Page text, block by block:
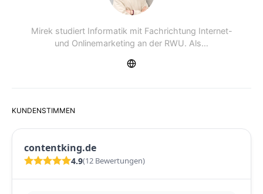
Mirek studiert Informatik mit Fachrichtung Internet-
und Onlinemarketing an der RWU. Als…
KUNDENSTIMMEN
contentking.de
4.9(12 Bewertungen)